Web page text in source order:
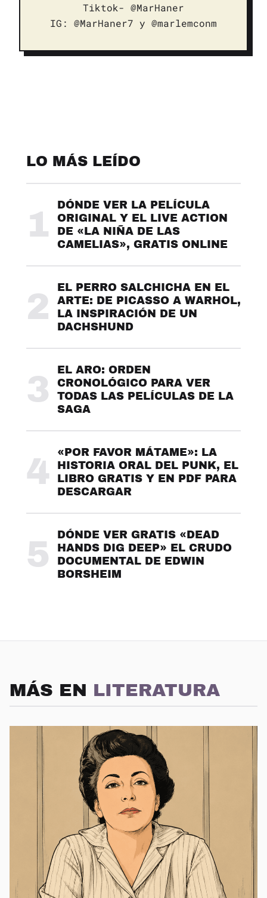
Tiktok- @MarHaner
IG: @MarHaner7 y @marlemconm
LO MÁS LEÍDO
1
DÓNDE VER LA PELÍCULA
ORIGINAL Y EL LIVE ACTION
DE «LA NIÑA DE LAS
CAMELIAS», GRATIS ONLINE
2
EL PERRO SALCHICHA EN EL
ARTE: DE PICASSO A WARHOL,
LA INSPIRACIÓN DE UN
DACHSHUND
3
EL ARO: ORDEN
CRONOLÓGICO PARA VER
TODAS LAS PELÍCULAS DE LA
SAGA
4
«POR FAVOR MÁTAME»: LA
HISTORIA ORAL DEL PUNK, EL
LIBRO GRATIS Y EN PDF PARA
DESCARGAR
5
DÓNDE VER GRATIS «DEAD
HANDS DIG DEEP» EL CRUDO
DOCUMENTAL DE EDWIN
BORSHEIM
MÁS EN LITERATURA